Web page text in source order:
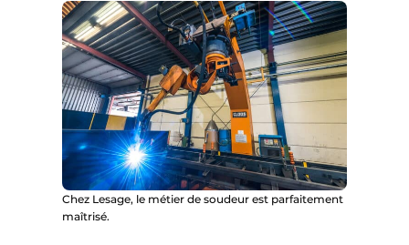
Chez Lesage, le métier de soudeur est parfaitement
maîtrisé.